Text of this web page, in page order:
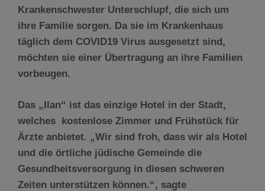
Krankenschwester Unterschlupf, die sich um
ihre Familie sorgen. Da sie im Krankenhaus
täglich dem COVID19 Virus ausgesetzt sind,
möchten sie einer Übertragung an ihre Familien
vorbeugen.
Das „Ilan“ ist das einzige Hotel in der Stadt,
welches kostenlose Zimmer und Frühstück für
Ärzte anbietet. „Wir sind froh, dass wir als Hotel
und die örtliche jüdische Gemeinde die
Gesundheitsversorgung in diesen schweren
Zeiten unterstützen können.“, sagte